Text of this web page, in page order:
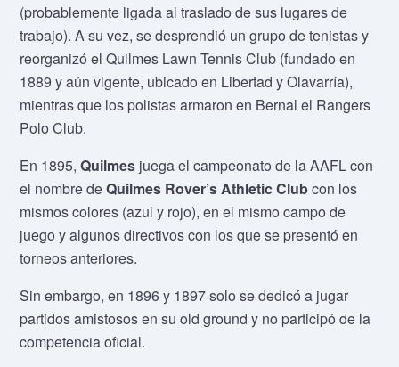
(probablemente ligada al traslado de sus lugares de
trabajo). A su vez, se desprendió un grupo de tenistas y
reorganizó el Quilmes Lawn Tennis Club (fundado en
1889 y aún vigente, ubicado en Libertad y Olavarría),
mientras que los polistas armaron en Bernal el Rangers
Polo Club.
En 1895,Quilmes juega el campeonato de la AAFL con
el nombre deQuilmes Rover’s Athletic Clubcon los
mismos colores (azul y rojo), en el mismo campo de
juego y algunos directivos con los que se presentó en
torneos anteriores.
Sin embargo, en 1896 y 1897 solo se dedicó a jugar
partidos amistosos en su old ground y no participó de la
competencia oficial.